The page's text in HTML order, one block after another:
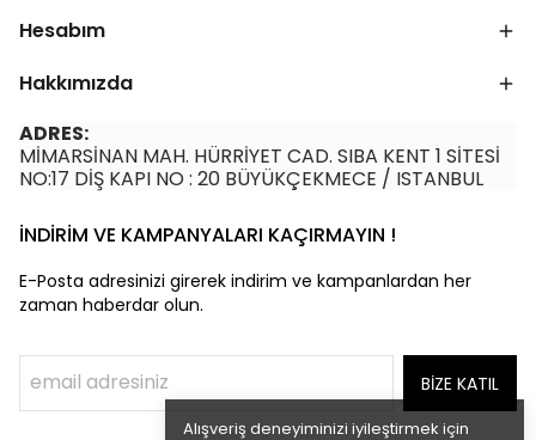
Alışveriş deneyiminizi iyileştirmek için
Hesabım
Hakkımızda
ADRES:
MİMARSİNAN MAH. HÜRRİYET CAD. SIBA KENT 1 SİTESİ
NO:17 DİŞ KAPI NO : 20 BÜYÜKÇEKMECE / ISTANBUL
İNDİRİM VE KAMPANYALARI KAÇIRMAYIN !
E-Posta adresinizi girerek indirim ve kampanlardan her
zaman haberdar olun.
BİZE KATIL